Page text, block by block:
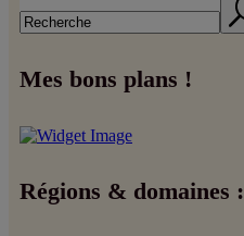
Mes bons plans !
Régions & domaines :